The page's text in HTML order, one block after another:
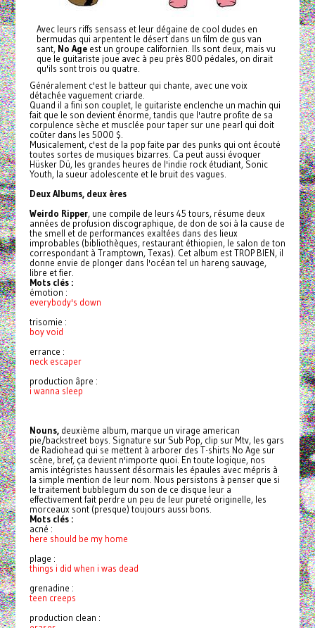
Avec leurs riffs sensass et leur dégaine de cool dudes en
bermudas qui arpentent le désert dans un film de gus van
sant, No Ageest un groupe californien. Ils sont deux, mais vu
que le guitariste joue avec à peu près 800 pédales, on dirait
qu'ils sont trois ou quatre.
Généralement c'est le batteur qui chante, avec une voix
détachée vaguement criarde.
Quand il a fini son couplet, le guitariste enclenche un machin qui
fait que le son devient énorme, tandis que l'autre profite de sa
corpulence sèche et musclée pour taper sur une pearl qui doit
coûter dans les 5000 $.
Musicalement, c'est de la pop faite par des punks qui ont écouté
toutes sortes de musiques bizarres. Ca peut aussi évoquer
Hüsker Dü, les grandes heures de l'indie rock étudiant, Sonic
Youth, la sueur adolescente et le bruit des vagues.
Deux Albums, deux ères
Weirdo Ripper, une compile de leurs 45 tours, résume deux
années de profusion discographique, de don de soi à la cause de
the smell et de performances exaltées dans des lieux
improbables (bibliothèques, restaurant éthiopien, le salon de ton
correspondant à Tramptown, Texas). Cet album est TROP BIEN, il
donne envie de plonger dans l'océan tel un hareng sauvage,
libre et fier.
Mots clés :
émotion :
everybody's down
trisomie :
boy void
errance :
neck escaper
production âpre :
i wanna sleep
Nouns,deuxième album, marque un virage american
pie/backstreet boys. Signature sur Sub Pop, clip sur Mtv, les gars
de Radiohead qui se mettent à arborer des T-shirts No Age sur
scène, bref, ça devient n'importe quoi. En toute logique, nos
amis intégristes haussent désormais les épaules avec mépris à
la simple mention de leur nom. Nous persistons à penser que si
le traitement bubblegum du son de ce disque leur a
effectivement fait perdre un peu de leur pureté originelle, les
morceaux sont (presque) toujours aussi bons.
Mots clés :
acné :
here should be my home
plage :
things i did when i was dead
grenadine :
teen creeps
production clean :